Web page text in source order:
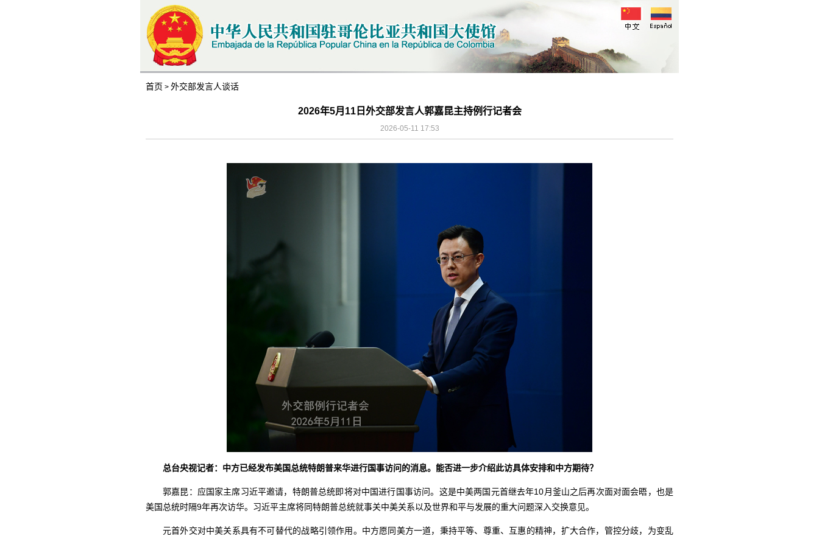
首页 > 外交部发言人谈话
2026年5月11日外交部发言人郭嘉昆主持例行记者会
2026-05-11 17:53
总台央视记者：中方已经发布美国总统特朗普来华进行国事访问的消息。能否进一步介绍此访具体安排和中方期待？
郭嘉昆：应国家主席习近平邀请，特朗普总统即将对中国进行国事访问。这是中美两国元首继去年10月釜山之后再次面对面会晤，也是
美国总统时隔9年再次访华。习近平主席将同特朗普总统就事关中美关系以及世界和平与发展的重大问题深入交换意见。
元首外交对中美关系具有不可替代的战略引领作用。中方愿同美方一道，秉持平等、尊重、互惠的精神，扩大合作，管控分歧，为变乱